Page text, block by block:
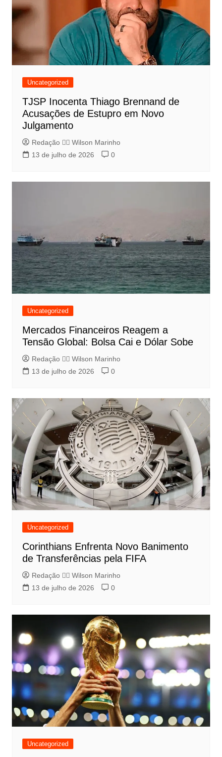
Uncategorized
TJSP Inocenta Thiago Brennand de
Acusações de Estupro em Novo
Julgamento
Redação 👨‍⚖️​ Wilson Marinho
13 de julho de 2026
0
Uncategorized
Mercados Financeiros Reagem a
Tensão Global: Bolsa Cai e Dólar Sobe
Redação 👨‍⚖️​ Wilson Marinho
13 de julho de 2026
0
Uncategorized
Corinthians Enfrenta Novo Banimento
de Transferências pela FIFA
Redação 👨‍⚖️​ Wilson Marinho
13 de julho de 2026
0
Uncategorized